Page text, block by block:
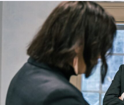
varmuutta
vaan
rehellisyyttä